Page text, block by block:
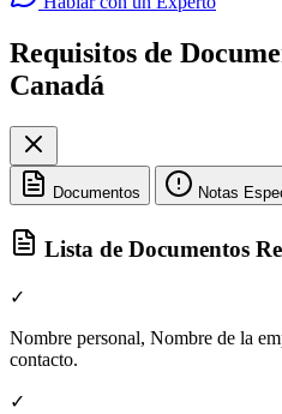
Requisitos de
Canadá
Documentos Notas
Lista de Documentos
✓
Nombre personal, Nombre de la
contacto.
✓